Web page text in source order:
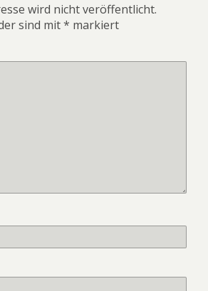
wird nicht veröffentlicht.
sind mit* markiert